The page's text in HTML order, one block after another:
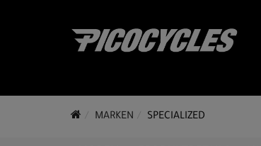
MARKEN SPECIALIZED